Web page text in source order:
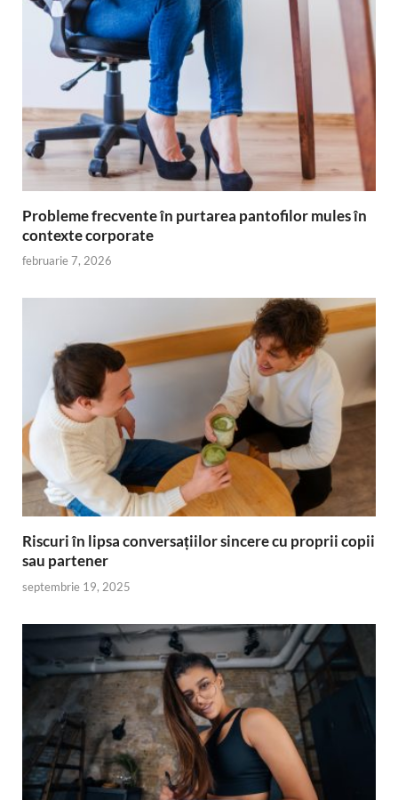
Probleme frecvente în purtarea pantofilor mules în
contexte corporate
februarie 7, 2026
Riscuri în lipsa conversațiilor sincere cu proprii copii
sau partener
septembrie 19, 2025